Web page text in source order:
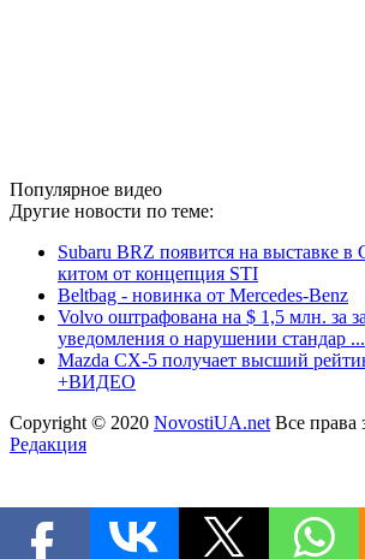
Популярное видео
Другие новости по теме:
Subaru BRZ появится на выставке в
китом от концепция STI
Beltbag - новинка от Mercedes-Benz
Volvo оштрафована на $ 1,5 млн. за
уведомления о нарушении стандар ...
Mazda CX-5 получает высший
+ВИДЕО
Copyright © 2020 NovostiUA.net Все
Редакция